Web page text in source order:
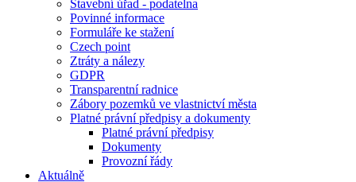
Stavební úřad - podatelna
Povinné informace
Formuláře ke stažení
Czech point
Ztráty a nálezy
GDPR
Transparentní radnice
Zábory pozemků ve vlastnictví města
Platné právní předpisy a dokumenty
Platné právní předpisy
Dokumenty
Provozní řády
Aktuálně